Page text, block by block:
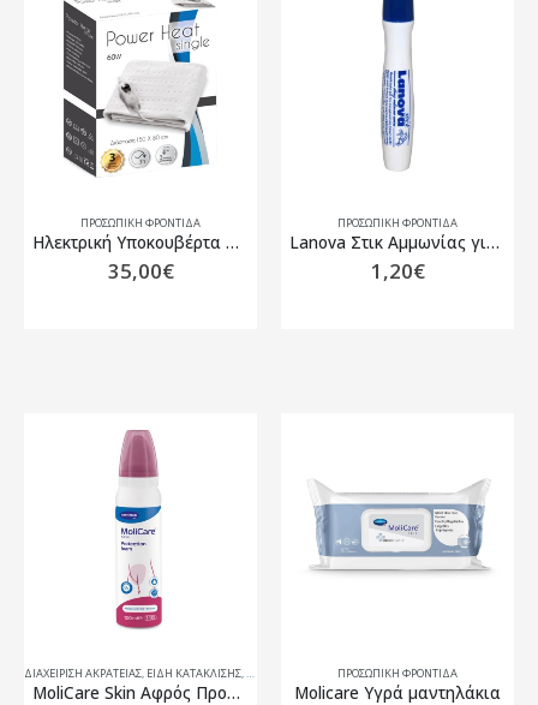
ΠΡΟΣΩΠΙΚΗ ΦΡΟΝΤΙΔΑ
Hλεκτρική Υποκουβέρτα Power Heat Single-Μονή 150×80 cm
35,00€
ΠΡΟΣΩΠΙΚΗ ΦΡΟΝΤΙΔΑ
Lanova Στικ Αμμωνίας για Μετά το Τσίμπημα 14 gr
1,20€
ΔΙΑΧΕΙΡΙΣΗ ΑΚΡΑΤΕΙΑΣ, ΕΊΔΗ ΚΑΤΆΚΛΙΣΗΣ,ΕΠΙΘΈΜΑΤΑ ΑΚΡΆΤΕΙΑΣ,ΠΆΝΕΣ ΑΚΡΆΤΕΙΑΣ
MoliCare Skin Aφρός Προστασίας για Χρήση μέσα από την Πάνα
ΠΡΟΣΩΠΙΚΗ ΦΡΟΝΤΙΔΑ
Molicare Υγρά μαντηλάκια